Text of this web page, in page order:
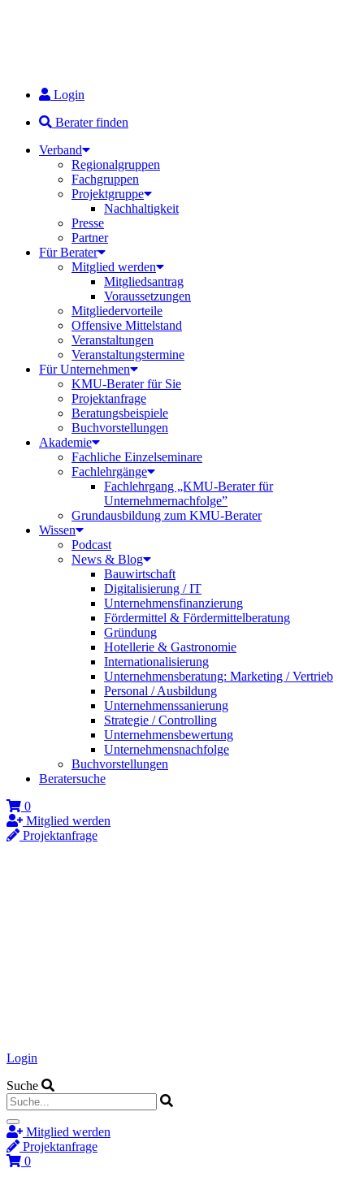
Login
Berater finden
Verband
Regionalgruppen
Fachgruppen
Projektgruppe
Nachhaltigkeit
Presse
Partner
Für Berater
Mitglied werden
Mitgliedsantrag
Voraussetzungen
Mitgliedervorteile
Offensive Mittelstand
Veranstaltungen
Veranstaltungstermine
Für Unternehmen
KMU-Berater für Sie
Projektanfrage
Beratungsbeispiele
Buchvorstellungen
Akademie
Fachliche Einzelseminare
Fachlehrgänge
Fachlehrgang „KMU-Berater für
Unternehmernachfolge”
Grundausbildung zum KMU-Berater
Wissen
Podcast
News & Blog
Bauwirtschaft
Digitalisierung / IT
Unternehmensfinanzierung
Fördermittel & Fördermittelberatung
Gründung
Hotellerie & Gastronomie
Internationalisierung
Unternehmensberatung: Marketing / Vertrieb
Personal / Ausbildung
Unternehmenssanierung
Strategie / Controlling
Unternehmensbewertung
Unternehmensnachfolge
Buchvorstellungen
Beratersuche
0
Mitglied werden
Projektanfrage
Login
Suche
Mitglied werden
Projektanfrage
0